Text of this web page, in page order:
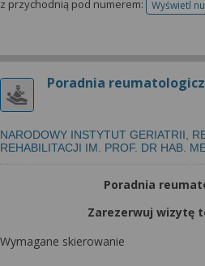
z przychodnią pod numerem:
Wyświetl
Poradnia
NARODOWY INSTYTUT GERIATRII,
REHABILITACJI IM. PROF. DR HAB.
Poradnia
Zarezerwuj wizytę
Wymagane skierowanie